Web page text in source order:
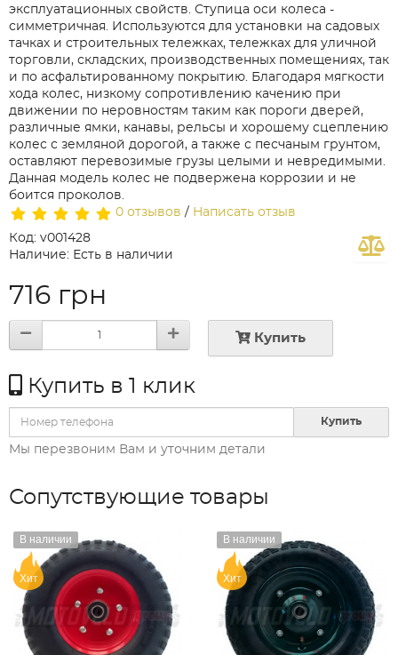
эксплуатационных свойств. Ступица оси колеса -
симметричная. Используются для установки на садовых
тачках и строительных тележках, тележках для уличной
торговли, складских, производственных помещениях, так
и по асфальтированному покрытию. Благодаря мягкости
хода колес, низкому сопротивлению качению при
движении по неровностям таким как пороги дверей,
различные ямки, канавы, рельсы и хорошему сцеплению
колес с земляной дорогой, а также с песчаным грунтом,
оставляют перевозимые грузы целыми и невредимыми.
Данная модель колес не подвержена коррозии и не
боится проколов.
0 отзывов / Написать отзыв
Код: v001428
Наличие: Есть в наличии
716 грн
Купить
Купить в 1 клик
Купить
Мы перезвоним Вам и уточним детали
Сопутствующие товары
В наличии
Хит
В наличии
Хит